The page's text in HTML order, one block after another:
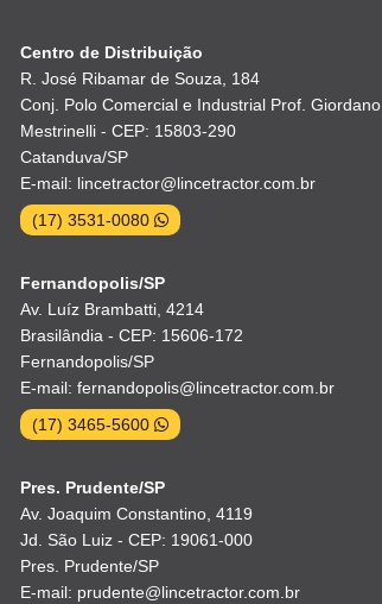
Centro de Distribuição
R. José Ribamar de Souza, 184
Conj. Polo Comercial e Industrial Prof. Giordano
Mestrinelli - CEP: 15803-290
Catanduva/SP
E-mail: lincetractor@lincetractor.com.br
(17) 3531-0080
Fernandopolis/SP
Av. Luíz Brambatti, 4214
Brasilândia - CEP: 15606-172
Fernandopolis/SP
E-mail: fernandopolis@lincetractor.com.br
(17) 3465-5600
Pres. Prudente/SP
Av. Joaquim Constantino, 4119
Jd. São Luiz - CEP: 19061-000
Pres. Prudente/SP
E-mail: prudente@lincetractor.com.br